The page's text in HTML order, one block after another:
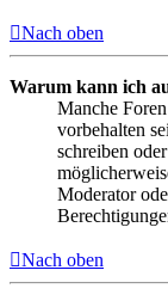
Nach oben
Warum kann ich
Manche
vorbehalten
schreiben
Moderator
Nach oben